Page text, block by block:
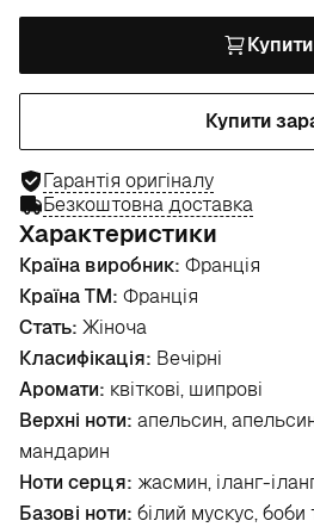
Купити
Купити
Гарантія оригіналу
Безкоштовна доставка
Характеристики
Країна виробник: Франція
Країна ТМ: Франція
Стать: Жіноча
Класифікація: Вечірні
Аромати: квіткові, шипрові
Верхні ноти: апельсин,
мандарин
Ноти серця: жасмин, іланг-
Базові ноти: білий мускус, боби